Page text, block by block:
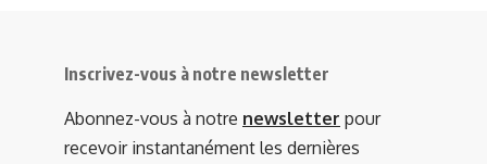
Inscrivez-vous à notre newsletter
Abonnez-vous à notre newsletter pour
recevoir instantanément les dernières